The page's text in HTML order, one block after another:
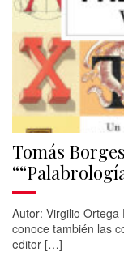
Tomás
Autor: Virgilio Ortega
conoce también las
editor […]